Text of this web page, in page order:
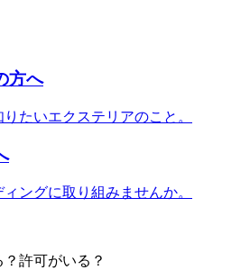
方へ
たいエクステリアのこと。
ングに取り組みませんか。
許可がいる？